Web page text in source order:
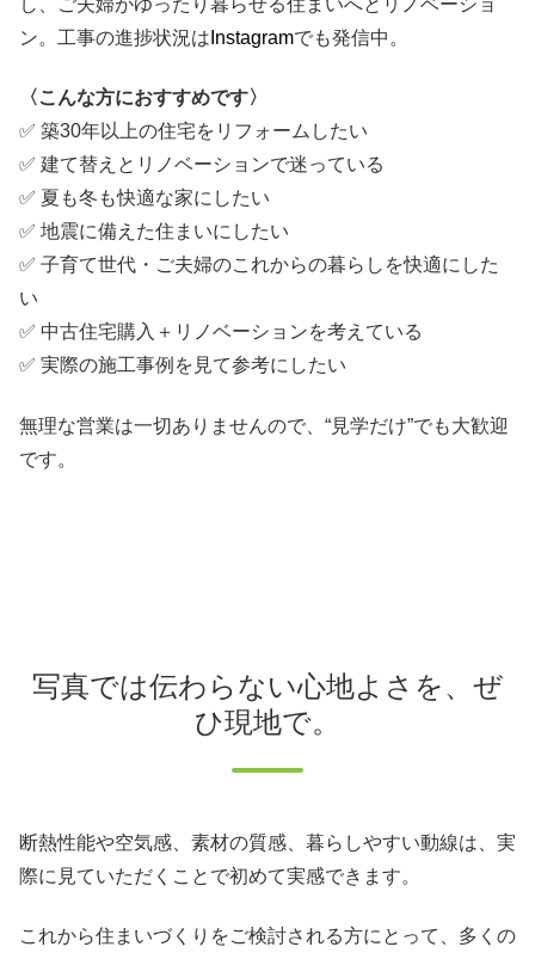
ン。工事の進捗状況は Instagramでも発信中。
〈こんな方におすすめです〉
✅ 築30年以上の住宅をリフォームしたい
✅ 建て替えとリノベーションで迷っている
✅ 夏も冬も快適な家にしたい
✅ 地震に備えた住まいにしたい
✅ 子育て世代・ご夫婦のこれからの暮らしを快適にした
い
✅ 中古住宅購入＋リノベーションを考えている
✅ 実際の施工事例を見て参考にしたい
無理な営業は一切ありませんので、“見学だけ”でも大歓迎
です。
写真では伝わらない心地よさを、ぜ
ひ現地で。
断熱性能や空気感、素材の質感、暮らしやすい動線は、実
際に見ていただくことで初めて実感できます。
これから住まいづくりをご検討される方にとって、多くの